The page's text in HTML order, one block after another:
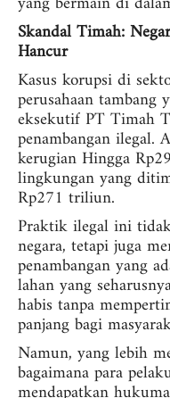
Skandal Timah:
Hancur
Kasus korupsi di
perusahaan tambang
eksekutif PT Timah
penambangan ilegal.
kerugian Hingga
lingkungan yang
Rp271 triliun.
Praktik ilegal ini
negara, tetapi juga
penambangan yang
lahan yang
habis tanpa
panjang bagi
Namun, yang lebih
bagaimana para